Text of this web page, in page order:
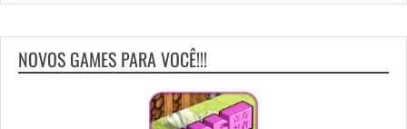
NOVOS GAMES PARA VOCÊ!!!